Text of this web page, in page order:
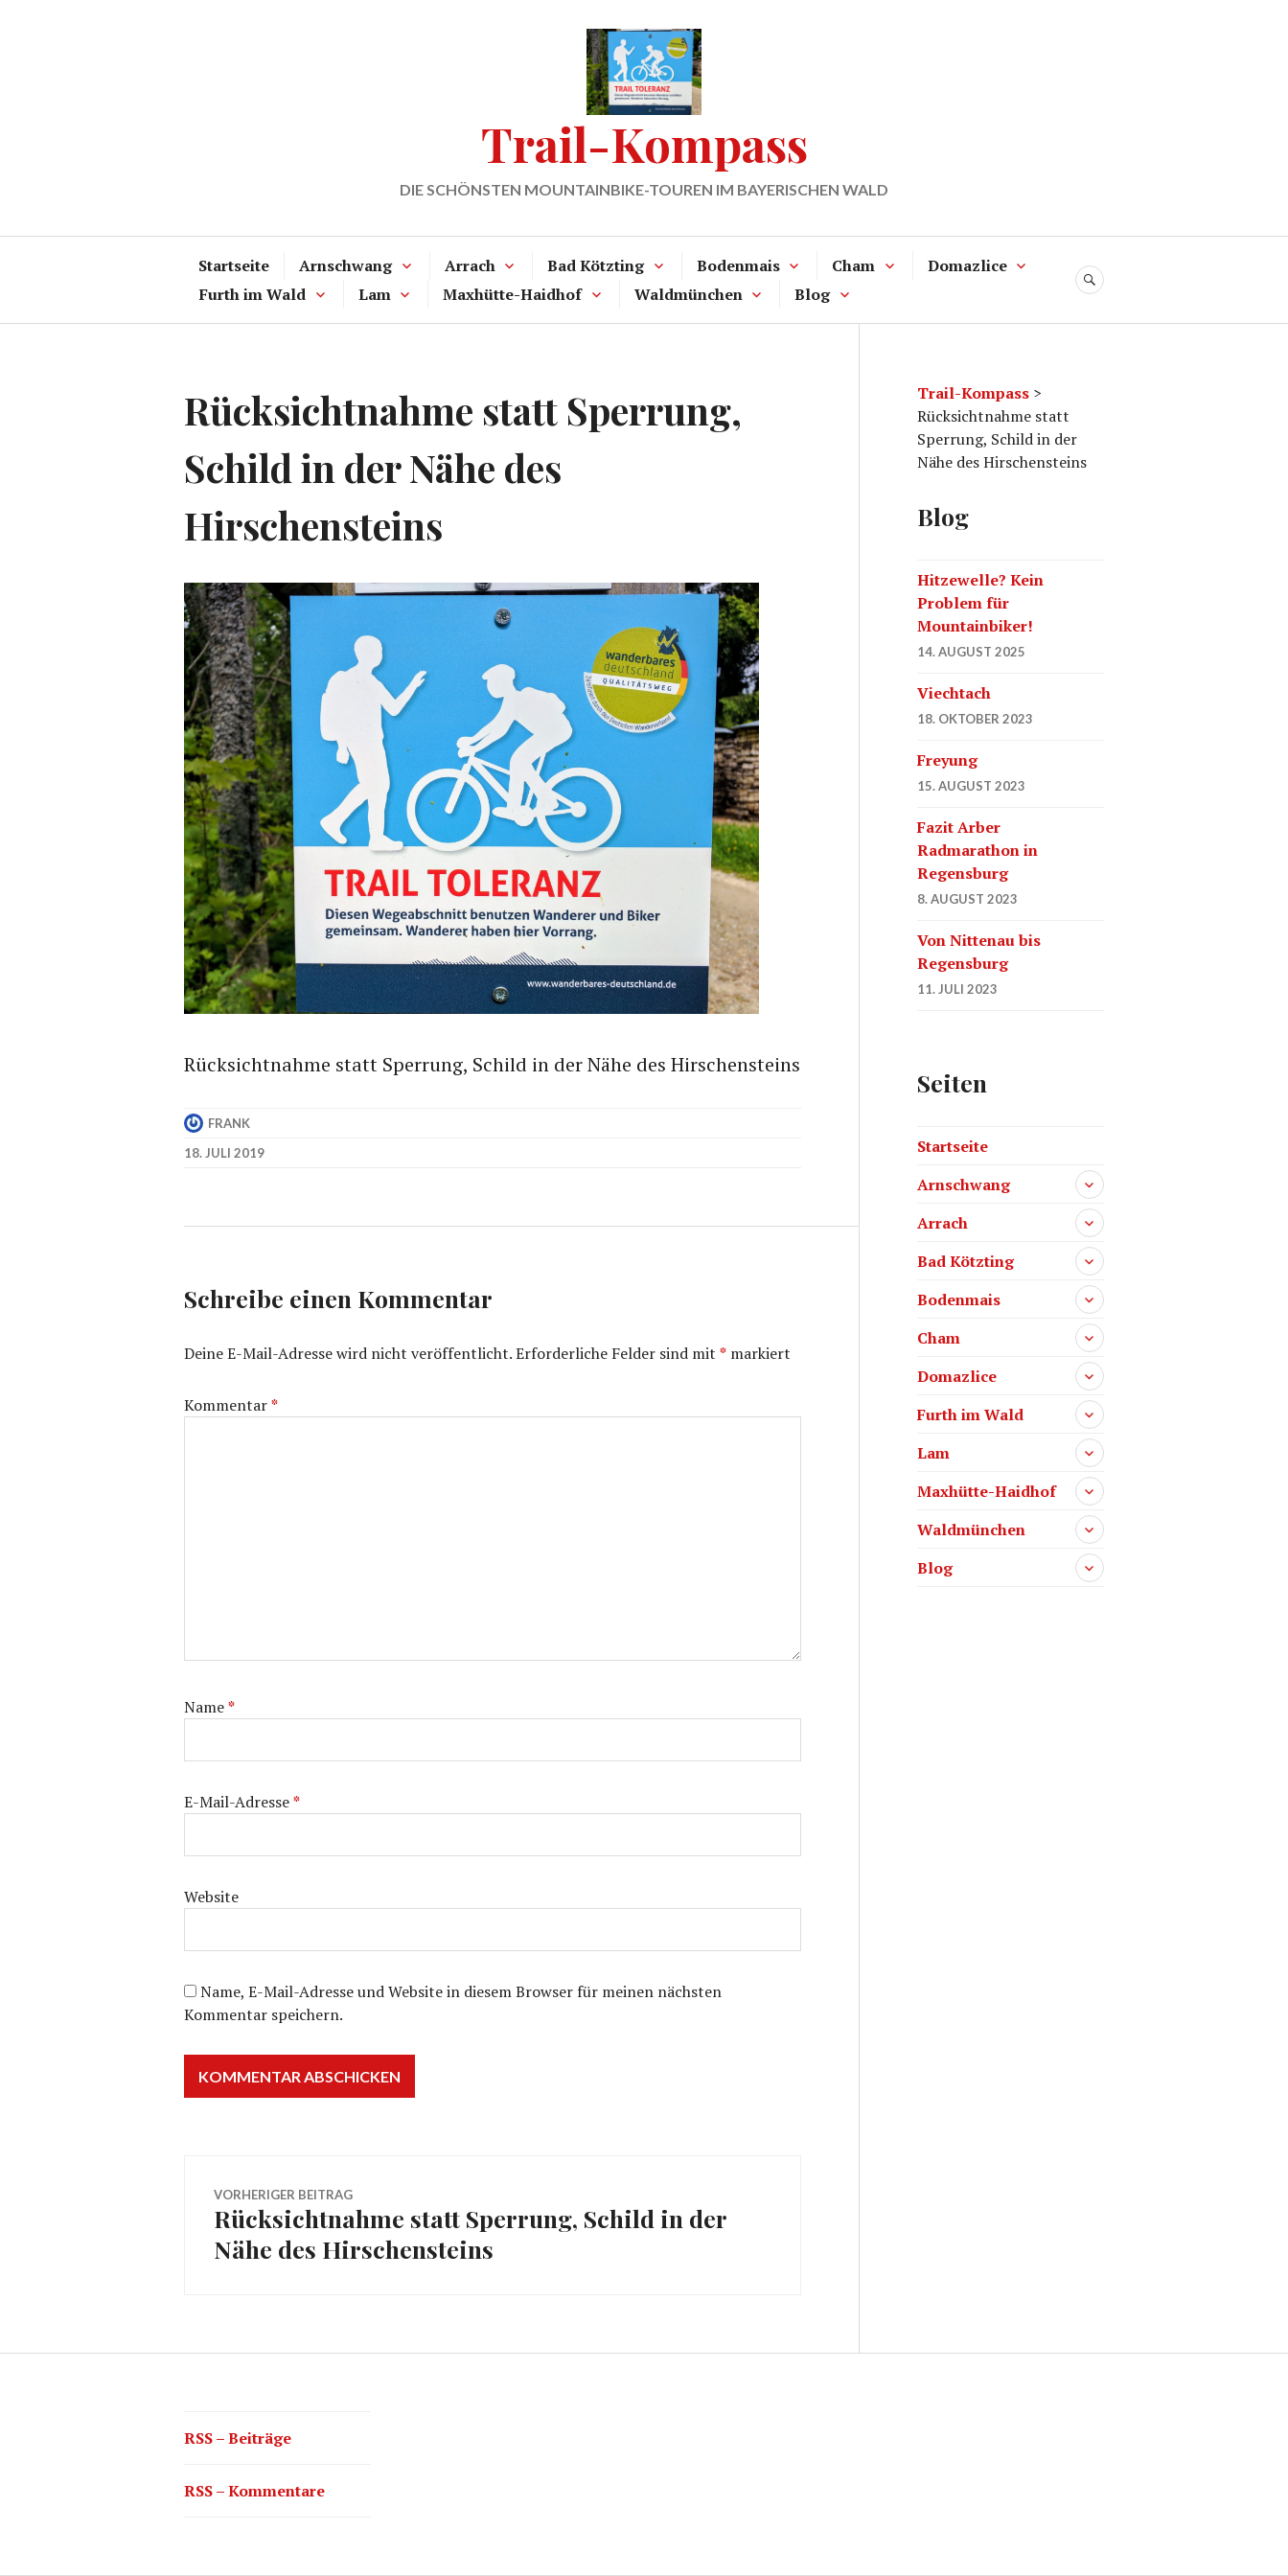
Trail-Kompass
DIE SCHÖNSTEN MOUNTAINBIKE-TOUREN IM BAYERISCHEN WALD
Startseite Arnschwang Arrach Bad Kötzting Bodenmais Cham
Domazlice
Furth im Wald
Lam Maxhütte-Haidhof Waldmünchen Blog
SUCHE
Rücksichtnahme statt Sperrung,
Schild in der Nähe des
Hirschensteins
Rücksichtnahme statt Sperrung, Schild in der Nähe des Hirschensteins
FRANK
18. JULI 2019
Schreibe einen Kommentar
Deine E-Mail-Adresse wird nicht veröffentlicht.Erforderliche Felder sind mit * markiert
Kommentar*
Name*
E-Mail-Adresse*
Website
Name, E-Mail-Adresse und Website in diesem Browser für meinen nächsten
Kommentar speichern.
Beitragsnavigation
VORHERIGER BEITRAG
Vorheriger
Beitrag:
Rücksichtnahme statt Sperrung, Schild in der
Nähe des Hirschensteins
Trail-Kompass >
Rücksichtnahme statt
Sperrung, Schild in der
Nähe des Hirschensteins
Blog
Hitzewelle? Kein
Problem für
Mountainbiker!
14. AUGUST 2025
Viechtach
18. OKTOBER 2023
Freyung
15. AUGUST 2023
Fazit Arber
Radmarathon in
Regensburg
8. AUGUST 2023
Von Nittenau bis
Regensburg
11. JULI 2023
Seiten
Startseite
Arnschwang
Arrach
Bad Kötzting
Bodenmais
Cham
Domazlice
Furth im Wald
Lam
Maxhütte-Haidhof
Waldmünchen
Blog
RSS – Beiträge
RSS – Kommentare